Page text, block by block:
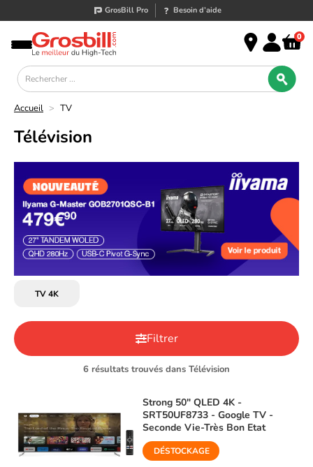
GrosBill Pro Besoin d’aide
0
Accueil > TV
Télévision
TV 4K
6 résultats trouvés dans Télévision
Filtrer
Strong 50" QLED 4K -
SRT50UF8733 - Google TV -
Seconde Vie-Très Bon Etat
DÉSTOCKAGE